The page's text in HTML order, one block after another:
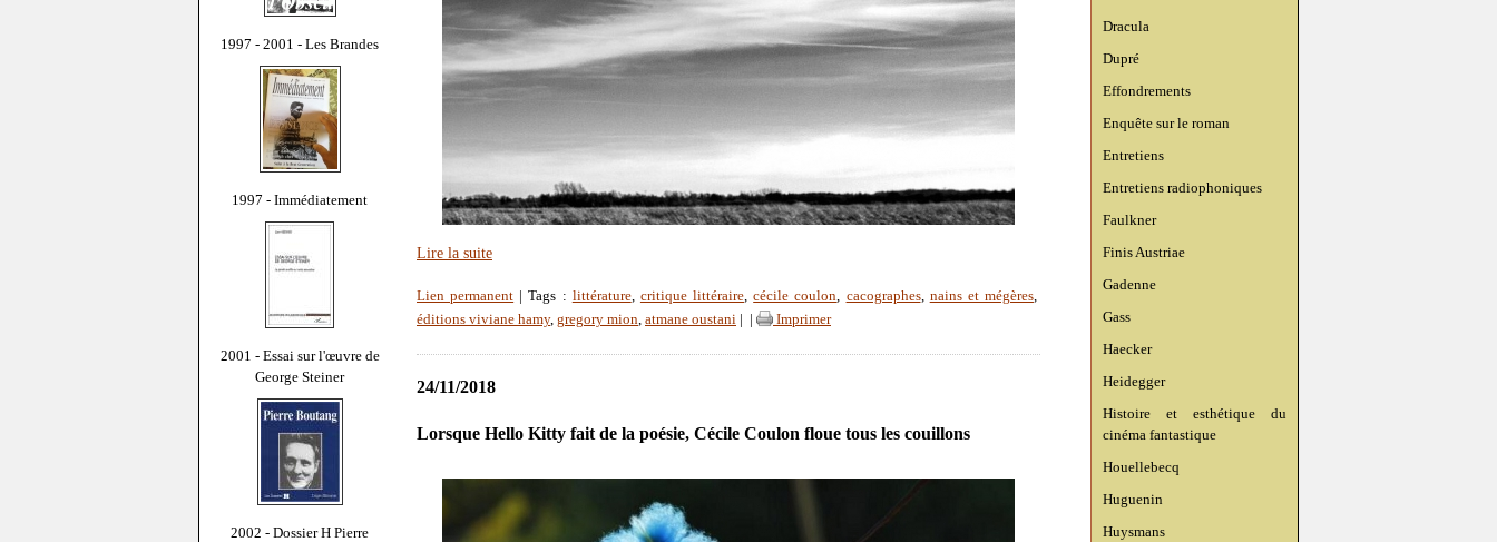
1997 - 2001 - Les Brandes
1997 - Immédiatement
2001 - Essai sur l'œuvre de
George Steiner
2002 - Dossier H Pierre
Dracula
Dupré
Effondrements
Enquête sur le roman
Entretiens
Entretiens radiophoniques
Faulkner
Finis Austriae
Gadenne
Gass
Haecker
Heidegger
Histoire et esthétique du
cinéma fantastique
Houellebecq
Huguenin
Huysmans
Lire la suite
Lien permanent | Tags : littérature, critique littéraire,cécile coulon, cacographes, nains et mégères,
éditions viviane hamy, gregory mion, atmane oustani Imprimer
24/11/2018
Lorsque Hello Kitty fait de la poésie, Cécile Coulon floue tous les couillons